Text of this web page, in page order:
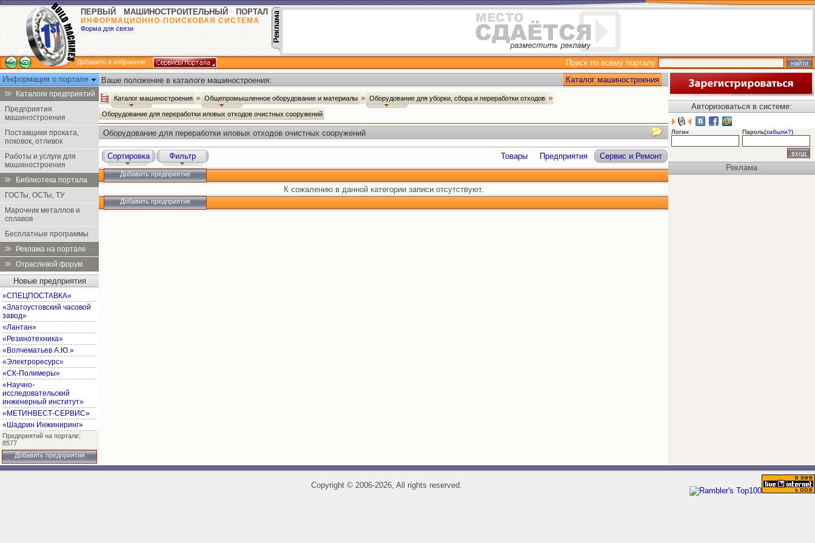
ПЕРВЫЙ МАШИНОСТРОИТЕЛЬНЫЙ ПОРТАЛ
ИНФОРМАЦИОННО-ПОИСКОВАЯ СИСТЕМА
Форма для связи
Добавить в избранное
Поиск по всему порталу
Информация о портале
Каталоги предприятий
Предприятия
машиностроения
Поставщики проката,
поковок, отливок
Работы и услуги для
машиностроения
Библиотека портала
ГОСТы, ОСТы, ТУ
Марочник металлов и
сплавов
Бесплатные программы
Реклама на портале
Отраслевой форум
Новые предприятия
«СПЕЦПОСТАВКА»
«Златоустовский часовой
завод»
«Лантан»
«Резинотехника»
«Волчематьев А.Ю.»
«Электроресурс»
«СК-Полимеры»
«Научно-
исследовательский
инженерный институт»
«МЕТИНВЕСТ-СЕРВИС»
«Шадрин Инжиниринг»
Предприятий на портале:
8577
Добавить предприятие
Ваше положение в каталоге машиностроения: Каталог машиностроения
Каталог машиностроения Общепромышленное оборудование и материалы Оборудование для уборки, сбора и переработки отходов
Оборудование для переработки иловых отходов очистных сооружений
Оборудование для переработки иловых отходов очистных сооружений
Сортировка Фильтр Товары Предприятия Сервис и Ремонт
Добавить предприятие
К сожалению в данной категории записи отсутствуют.
Добавить предприятие
Авторизоваться в системе:
Логин Пароль(забыли?)
Реклама
Copyright ©2006-2026, All rights reserved.